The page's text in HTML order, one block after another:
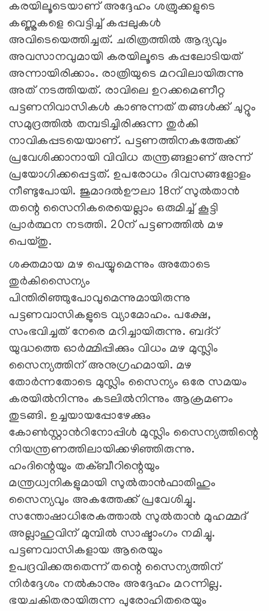
കരയിലൂടെയാണ് അദ്ദേഹം ശത്രുക്കളുടെ
കണ്ണുകളെ വെട്ടിച്ച് കപ്പലുകള്‍
അവിടെയെത്തിച്ചത്. ചരിത്രത്തില്‍ ആദ്യവും
അവസാനവുമായി കരയിലൂടെ കപ്പലോടിയത്
അന്നായിരിക്കാം. രാത്രിയുടെ മറവിലായിരുന്നു
അത് നടത്തിയത്. രാവിലെ ഉറക്കമെണീറ്റ
പട്ടണനിവാസികള്‍ കാണുന്നത് തങ്ങള്‍ക്ക് ചുറ്റും
സമുദ്രത്തില്‍ തമ്പടിച്ചിരിക്കുന്ന തുര്‍കി
നാവികപ്പടയെയാണ്. പട്ടണത്തിനകത്തേക്ക്
പ്രവേശിക്കാനായി വിവിധ തന്ത്രങ്ങളാണ് അന്ന്
പ്രയോഗിക്കപ്പെട്ടത്. ഉപരോധം ദിവസങ്ങളോളം
നീണ്ടുപോയി. ജുമാദല്‍ഊലാ 18ന് സുല്‍താന്‍
തന്റെ സൈനികരെയെല്ലാം ഒരുമിച്ച് കൂട്ടി
പ്രാര്‍ത്ഥന നടത്തി. 20ന് പട്ടണത്തില്‍ മഴ
പെയ്തു.
ശക്തമായ മഴ പെയ്യുമെന്നും അതോടെ
തുര്‍കിസൈന്യം
പിന്തിരിഞ്ഞുപോവുമെന്നുമായിരുന്നു
പട്ടണവാസികളുടെ വ്യാമോഹം. പക്ഷേ,
സംഭവിച്ചത് നേരെ മറിച്ചായിരുന്നു. ബദ്റ്
യുദ്ധത്തെ ഓര്‍മ്മിപ്പിക്കും വിധം മഴ മുസ്ലിം
സൈന്യത്തിന് അനുഗ്രഹമായി. മഴ
തോര്‍ന്നതോടെ മുസ്ലിം സൈന്യം ഒരേ സമയം
കരയില്‍നിന്നും കടലില്‍നിന്നും ആക്രമണം
തുടങ്ങി. ഉച്ചയായപ്പോഴേക്കും
കോണ്‍സ്റ്റാന്‍റിനോപ്പിള്‍ മുസ്ലിം സൈന്യത്തിന്റെ
നിയന്ത്രണത്തിലായിക്കഴിഞ്ഞിരുന്നു.
ഹംദിന്റെയും തക്ബീറിന്റെയും
മന്ത്രധ്വനികളുമായി സുല്‍താന്‍ഫാതിഹും
സൈന്യവും അകത്തേക്ക് പ്രവേശിച്ചു.
സന്തോഷാധിരേകത്താല്‍ സുല്‍താന്‍ മുഹമ്മദ്
അല്ലാഹുവിന് മുമ്പില്‍ സാഷ്ടാംഗം നമിച്ചു.
പട്ടണവാസികളായ ആരെയും
ഉപദ്രവിക്കരുതെന്ന് തന്റെ സൈന്യത്തിന്
നിര്‍ദ്ദേശം നല്‍കാനും അദ്ദേഹം മറന്നില്ല.
ഭയചകിതരായിരുന്ന പുരോഹിതരെയും